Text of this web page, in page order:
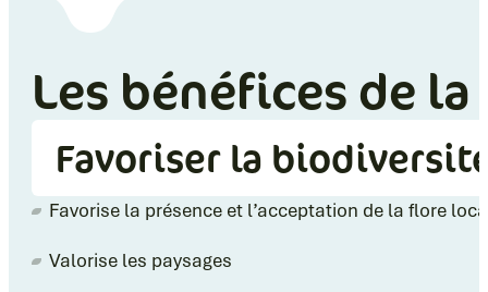
Les bénéfices de
Favoriser la
Favorise la présence et l’acceptation de la flore
Valorise les paysages